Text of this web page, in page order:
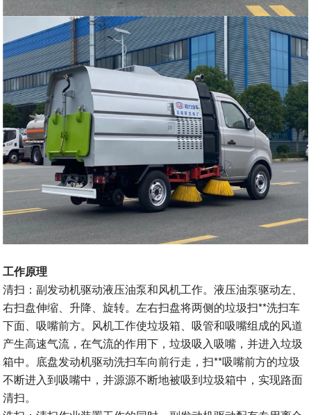
工作原理
清扫：副发动机驱动液压油泵和风机工作。液压油泵驱动左、
右扫盘伸缩、升降、旋转。左右扫盘将两侧的垃圾扫**洗扫车
下面、吸嘴前方。风机工作使垃圾箱、吸管和吸嘴组成的风道
产生高速气流，在气流的作用下，垃圾吸入吸嘴，并进入垃圾
箱中。底盘发动机驱动洗扫车向前行走，扫**吸嘴前方的垃圾
不断进入到吸嘴中，并源源不断地被吸到垃圾箱中，实现路面
清扫。